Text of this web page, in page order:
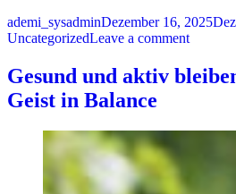
Posted by
ademi_sysadminDezember 16, 2025
UncategorizedLeave a commenton
Gesund und aktiv
Geist in Balance